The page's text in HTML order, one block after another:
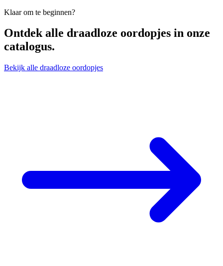
Klaar om te beginnen?
Ontdek alle draadloze oordopjes in onze
catalogus.
Bekijk alle draadloze oordopjes